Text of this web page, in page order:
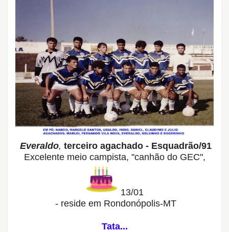
Everaldo, terceiro agachado - Esquadrão/91
Excelente meio campista, "canhão do GEC",
13/01
- reside em Rondonópolis-MT
Tata...